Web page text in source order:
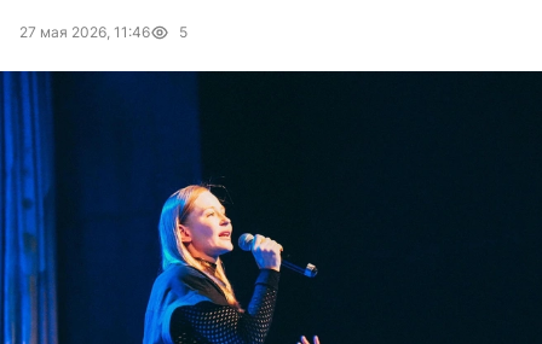
27 мая 2026, 11:46 5